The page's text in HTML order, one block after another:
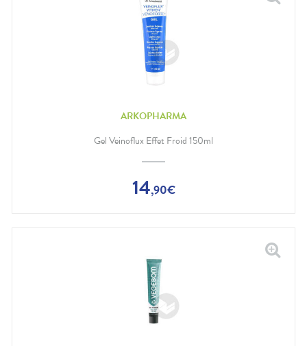
ARKOPHARMA
Gel Veinoflux Effet Froid 150ml
14,90€